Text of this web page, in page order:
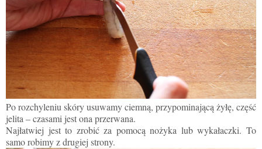
Po rozchyleniu skóry usuwamy ciemną, przypominającą żyłę, część
jelita – czasami jest ona przerwana.
Najłatwiej jest to zrobić za pomocą nożyka lub wykałaczki. To
samo robimy z drugiej strony.